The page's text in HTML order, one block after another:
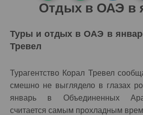
Отдых в ОАЭ в
Туры и отдых в ОАЭ в
Тревел
Турагентство Корал Тревел
смешно не выглядело в глазах
январь в Объединенных
считается самым прохладным